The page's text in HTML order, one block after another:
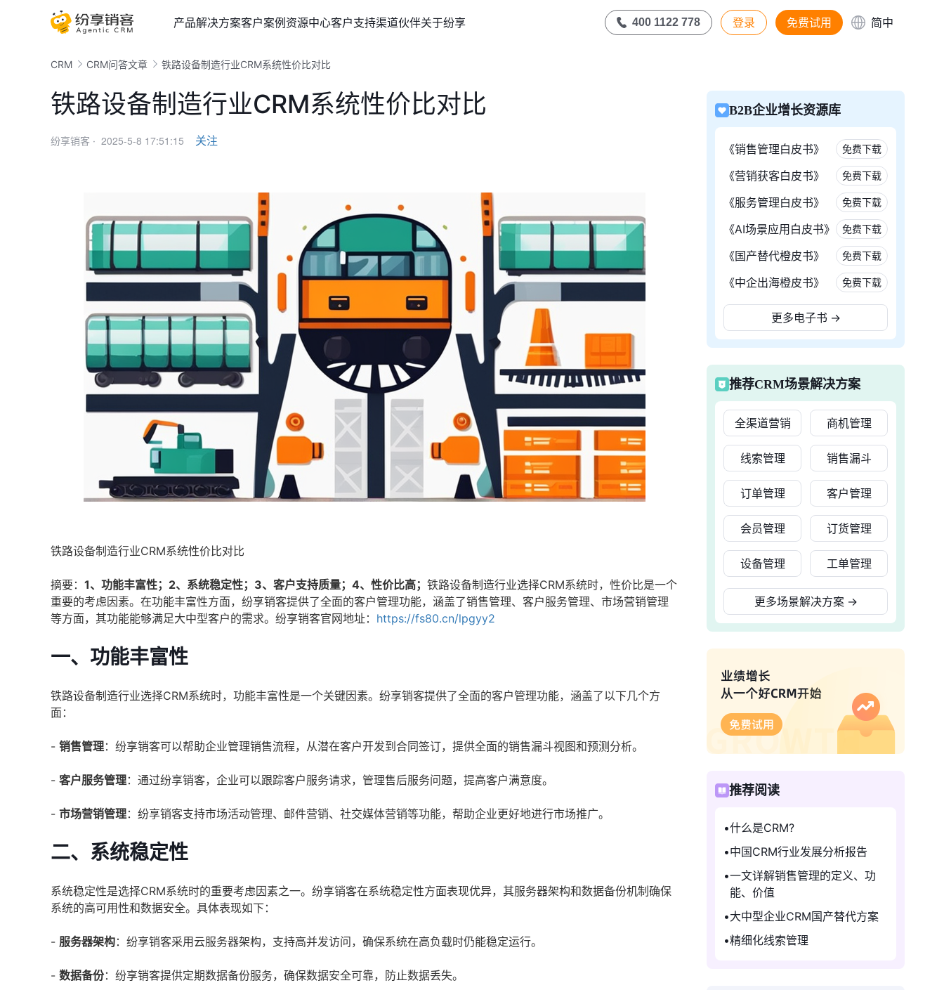
产品解决方案客户案例资源中心客户支持渠道伙伴关于纷享 400 1122 778 登录 免费试用 简中
CRM CRM问答文章 铁路设备制造行业CRM系统性价比对比
铁路设备制造行业CRM系统性价比对比
纷享销客 · 2025-5-8 17:51:15 关注
铁路设备制造行业CRM系统性价比对比
摘要： 1、功能丰富性；2、系统稳定性；3、客户支持质量；4、性价比高； 铁路设备制造行业选择CRM系统时，性价比是一个
重要的考虑因素。在功能丰富性方面，纷享销客提供了全面的客户管理功能，涵盖了销售管理、客户服务管理、市场营销管理
等方面，其功能能够满足大中型客户的需求。纷享销客官网地址： https://fs80.cn/lpgyy2
一、功能丰富性
铁路设备制造行业选择CRM系统时，功能丰富性是一个关键因素。纷享销客提供了全面的客户管理功能，涵盖了以下几个方
面：
- 销售管理：纷享销客可以帮助企业管理销售流程，从潜在客户开发到合同签订，提供全面的销售漏斗视图和预测分析。
- 客户服务管理：通过纷享销客，企业可以跟踪客户服务请求，管理售后服务问题，提高客户满意度。
- 市场营销管理：纷享销客支持市场活动管理、邮件营销、社交媒体营销等功能，帮助企业更好地进行市场推广。
二、系统稳定性
系统稳定性是选择CRM系统时的重要考虑因素之一。纷享销客在系统稳定性方面表现优异，其服务器架构和数据备份机制确保
系统的高可用性和数据安全。具体表现如下：
- 服务器架构：纷享销客采用云服务器架构，支持高并发访问，确保系统在高负载时仍能稳定运行。
- 数据备份：纷享销客提供定期数据备份服务，确保数据安全可靠，防止数据丢失。
B2B企业增长资源库
《销售管理白皮书》 免费下载
《营销获客白皮书》 免费下载
《服务管理白皮书》 免费下载
《AI场景应用白皮书》 免费下载
《国产替代橙皮书》 免费下载
《中企出海橙皮书》 免费下载
更多电子书 →
推荐CRM场景解决方案
全渠道营销 商机管理
线索管理 销售漏斗
订单管理 客户管理
会员管理 订货管理
设备管理 工单管理
更多场景解决方案 →
推荐阅读
什么是CRM?
中国CRM行业发展分析报告
一文详解销售管理的定义、功
能、价值
大中型企业CRM国产替代方案
精细化线索管理